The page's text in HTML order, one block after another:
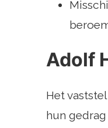
Adolf
Het
hun